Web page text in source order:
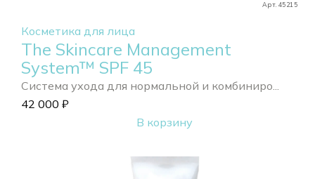
Арт. 45215
Косметика для лица
The Skincare Management
System™ SPF 45
Система ухода для нормальной и комбиниро...
42 000 ₽
В корзину